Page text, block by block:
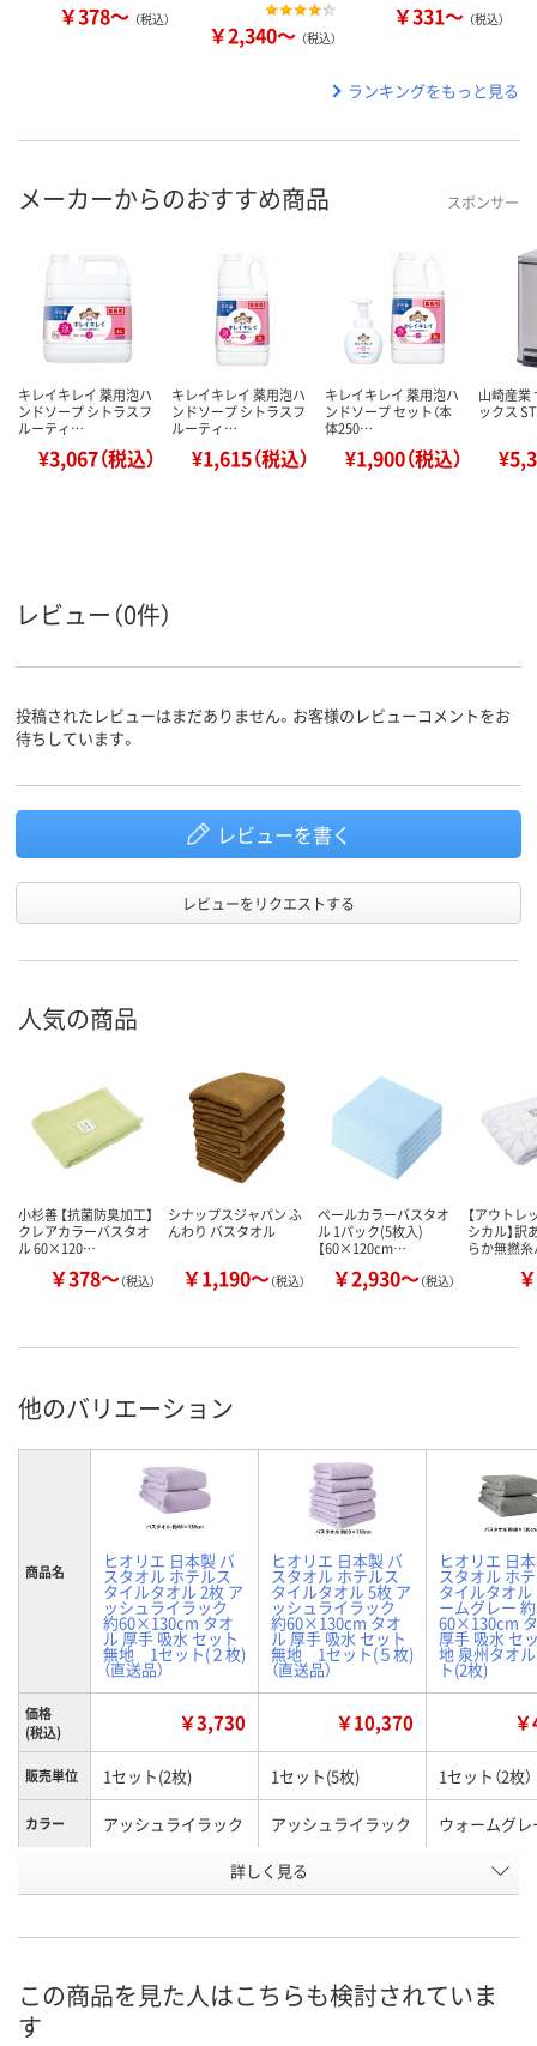
￥378～ （税込）
￥2,340～ （税込）
￥331～ （税込）
ランキングをもっと見る
メーカーからのおすすめ商品 スポンサー
キレイキレイ 薬用泡ハ
ンドソープ シトラスフ
ルーティ…
¥3,067（税込）
キレイキレイ 薬用泡ハ
ンドソープ シトラスフ
ルーティ…
¥1,615（税込）
キレイキレイ 薬用泡ハ
ンドソープ セット（本
体250…
¥1,900（税込）
山崎産業
ックス
レビュー（0件）
投稿されたレビューはまだありません。お客様のレビューコメントをお
待ちしています。
レビューを書く
レビューをリクエストする
人気の商品
小杉善 【抗菌防臭加工】
クレアカラーバスタオ
ル 60×120…
￥378～（税込）
シナップスジャパン ふ
んわり バスタオル
￥1,190～（税込）
ペールカラーバスタオ
ル 1パック(5枚入)
【60×120cm…
￥2,930～（税込）
【アウトレ
シカル】訳
らか無撚
他のバリエーション
商品名 ヒオリエ 日本製 バ
スタオル ホテルス
タイルタオル 2枚 ア
ッシュライラック
約60×130cm タオ
ル 厚手 吸水 セット
無地 1セット(２枚)
（直送品）
ヒオリエ 日本製 バ
スタオル ホテルス
タイルタオル 5枚 ア
ッシュライラック
約60×130cm タオ
ル 厚手 吸水 セット
無地 1セット(５枚)
（直送品）
ヒオリエ 日
スタオル ホ
タイルタオル
ームグレー 約
60×130cm
厚手 吸水 セ
地 泉州タオ
ト(2枚)
価格
(税込)
￥3,730 ￥10,370
販売単位 1セット(2枚) 1セット(5枚) 1セット（2枚）
カラー アッシュライラック アッシュライラック ウォームグレ
X106638 HH62117
詳しく見る
この商品を見た人はこちらも検討されていま
す